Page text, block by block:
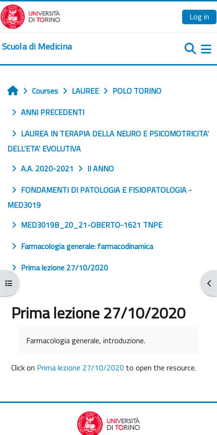
Skip to main content
Log in
Scuola di Medicina
Open course index
Home
Courses LAUREE
POLO TORINO
ANNI PRECEDENTI
LAUREA IN TERAPIA DELLA NEURO E PSICOMOTRICITA'
DELL'ETA' EVOLUTIVA
A.A. 2020-2021
II ANNO
FONDAMENTI DI PATOLOGIA E FISIOPATOLOGIA -
MED3019
MED3019B_20_21-OBERTO-1621 TNPE
Farmacologia generale: farmacodinamica
Prima lezione 27/10/2020
Prima lezione 27/10/2020
Farmacologia generale, introduzione.
Click on Prima lezione 27/10/2020 to open the resource.